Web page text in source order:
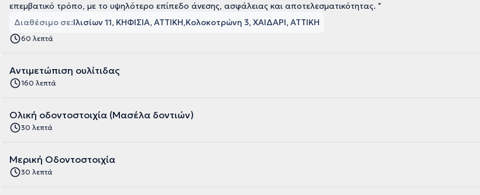
επεμβατικό τρόπο, με το υψηλότερο επίπεδο άνεσης, ασφάλειας και αποτελεσματικότητας. "
Διαθέσιμο σε:Ιλισίων 11, ΚΗΦΙΣΙΑ, ΑΤΤΙΚΗ Κολοκοτρώνη 3, ΧΑΙΔΑΡΙ, ΑΤΤΙΚΗ
60 λεπτά
Αντιμετώπιση ουλίτιδας
160 λεπτά
Ολική οδοντοστοιχία (Μασέλα δοντιών)
30 λεπτά
Μερική Οδοντοστοιχία
30 λεπτά